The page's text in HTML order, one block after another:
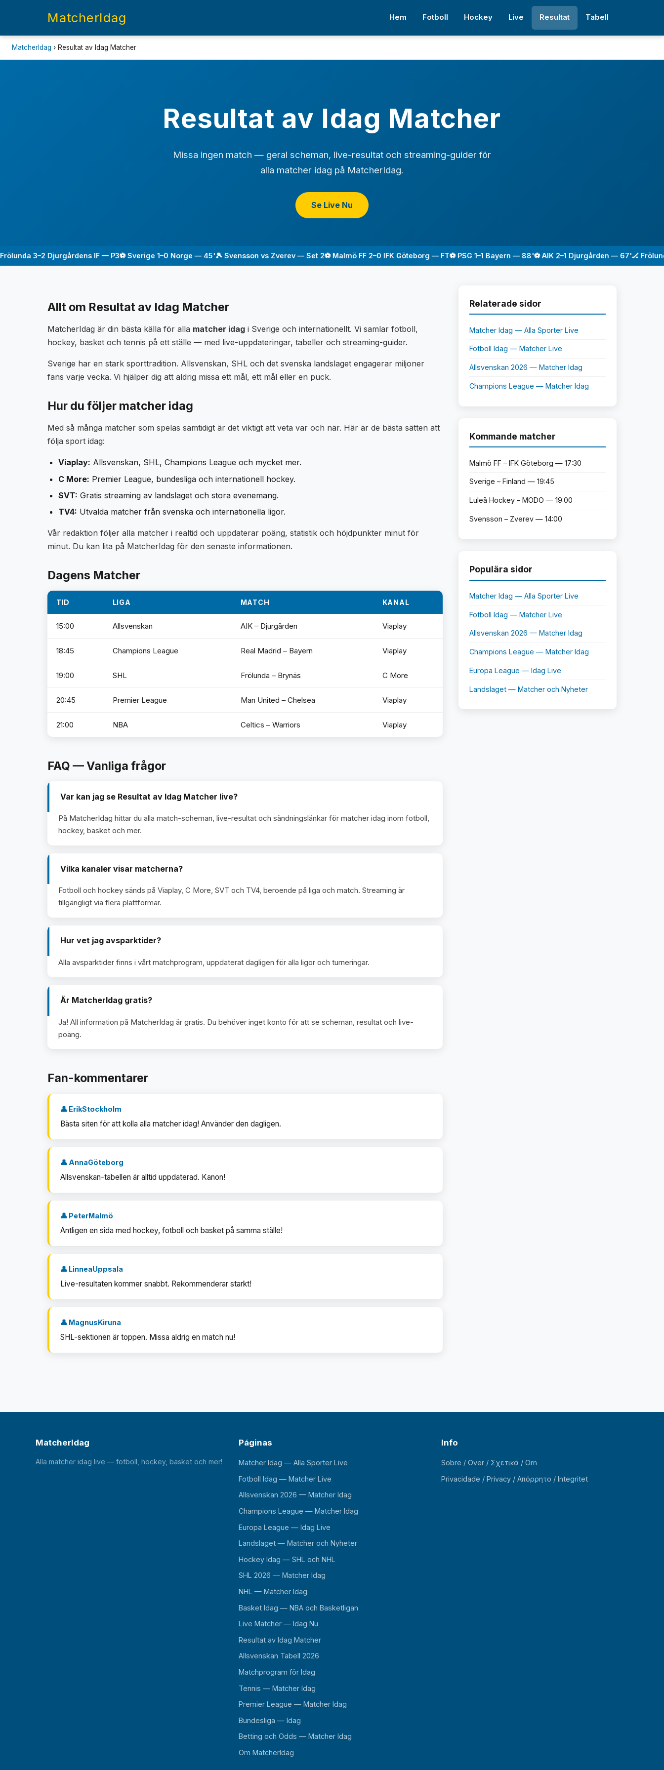
MatcherIdag Hem Fotboll Hockey Live Resultat Tabell
MatcherIdag › Resultat av Idag Matcher
Resultat av Idag Matcher
Missa ingen match — geral scheman, live-resultat och streaming-guider för
alla matcher idag på MatcherIdag.
Se Live Nu
3–2 Djurgårdens IF — P3⚽ Sverige 1–0 Norge — 45'🎾 Svensson vs Zverev — Set 2⚽ Malmö FF 2–0 IFK Göteborg — FT⚽ PSG 1–1 Bayern — 88'⚽ AIK 2–1 Djurgården — 67'🏒 Frölunda
Allt om Resultat av Idag Matcher
MatcherIdag är din bästa källa för alla matcher idag i Sverige och internationellt. Vi samlar fotboll,
hockey, basket och tennis på ett ställe — med live-uppdateringar, tabeller och streaming-guider.
Sverige har en stark sporttradition. Allsvenskan, SHL och det svenska landslaget engagerar miljoner
fans varje vecka. Vi hjälper dig att aldrig missa ett mål, ett mål eller en puck.
Hur du följer matcher idag
Med så många matcher som spelas samtidigt är det viktigt att veta var och när. Här är de bästa sätten att
följa sport idag:
Viaplay: Allsvenskan, SHL, Champions League och mycket mer.
C More: Premier League, bundesliga och internationell hockey.
SVT: Gratis streaming av landslaget och stora evenemang.
TV4: Utvalda matcher från svenska och internationella ligor.
Vår redaktion följer alla matcher i realtid och uppdaterar poäng, statistik och höjdpunkter minut för
minut. Du kan lita på MatcherIdag för den senaste informationen.
Dagens Matcher
TID LIGA MATCH KANAL
15:00 Allsvenskan AIK – Djurgården Viaplay
18:45 Champions League Real Madrid – Bayern Viaplay
19:00 SHL Frölunda – Brynäs C More
20:45 Premier League Man United – Chelsea Viaplay
21:00 NBA Celtics – Warriors Viaplay
FAQ — Vanliga frågor
Var kan jag se Resultat av Idag Matcher live?
På MatcherIdag hittar du alla match-scheman, live-resultat och sändningslänkar för matcher idag inom fotboll,
hockey, basket och mer.
Vilka kanaler visar matcherna?
Fotboll och hockey sänds på Viaplay, C More, SVT och TV4, beroende på liga och match. Streaming är
tillgängligt via flera plattformar.
Hur vet jag avsparktider?
Alla avsparktider finns i vårt matchprogram, uppdaterat dagligen för alla ligor och turneringar.
Är MatcherIdag gratis?
Ja! All information på MatcherIdag är gratis. Du behöver inget konto för att se scheman, resultat och live-
poäng.
Fan-kommentarer
👤 ErikStockholm
Bästa siten för att kolla alla matcher idag! Använder den dagligen.
👤 AnnaGöteborg
Allsvenskan-tabellen är alltid uppdaterad. Kanon!
👤 PeterMalmö
Äntligen en sida med hockey, fotboll och basket på samma ställe!
👤 LinneaUppsala
Live-resultaten kommer snabbt. Rekommenderar starkt!
👤 MagnusKiruna
SHL-sektionen är toppen. Missa aldrig en match nu!
Relaterade sidor
Matcher Idag — Alla Sporter Live
Fotboll Idag — Matcher Live
Allsvenskan 2026 — Matcher Idag
Champions League — Matcher Idag
Kommande matcher
Malmö FF – IFK Göteborg — 17:30
Sverige – Finland — 19:45
Luleå Hockey – MODO — 19:00
Svensson – Zverev — 14:00
Populära sidor
Matcher Idag — Alla Sporter Live
Fotboll Idag — Matcher Live
Allsvenskan 2026 — Matcher Idag
Champions League — Matcher Idag
Europa League — Idag Live
Landslaget — Matcher och Nyheter
MatcherIdag
Alla matcher idag live — fotboll, hockey, basket och mer!
Páginas
Matcher Idag — Alla Sporter Live
Fotboll Idag — Matcher Live
Allsvenskan 2026 — Matcher Idag
Champions League — Matcher Idag
Europa League — Idag Live
Landslaget — Matcher och Nyheter
Hockey Idag — SHL och NHL
SHL 2026 — Matcher Idag
NHL — Matcher Idag
Basket Idag — NBA och Basketligan
Live Matcher — Idag Nu
Resultat av Idag Matcher
Allsvenskan Tabell 2026
Matchprogram för Idag
Tennis — Matcher Idag
Premier League — Matcher Idag
Bundesliga — Idag
Betting och Odds — Matcher Idag
Om MatcherIdag
Info
Sobre / Over / Σχετικά / Om
Privacidade / Privacy / Απόρρητο / Integritet